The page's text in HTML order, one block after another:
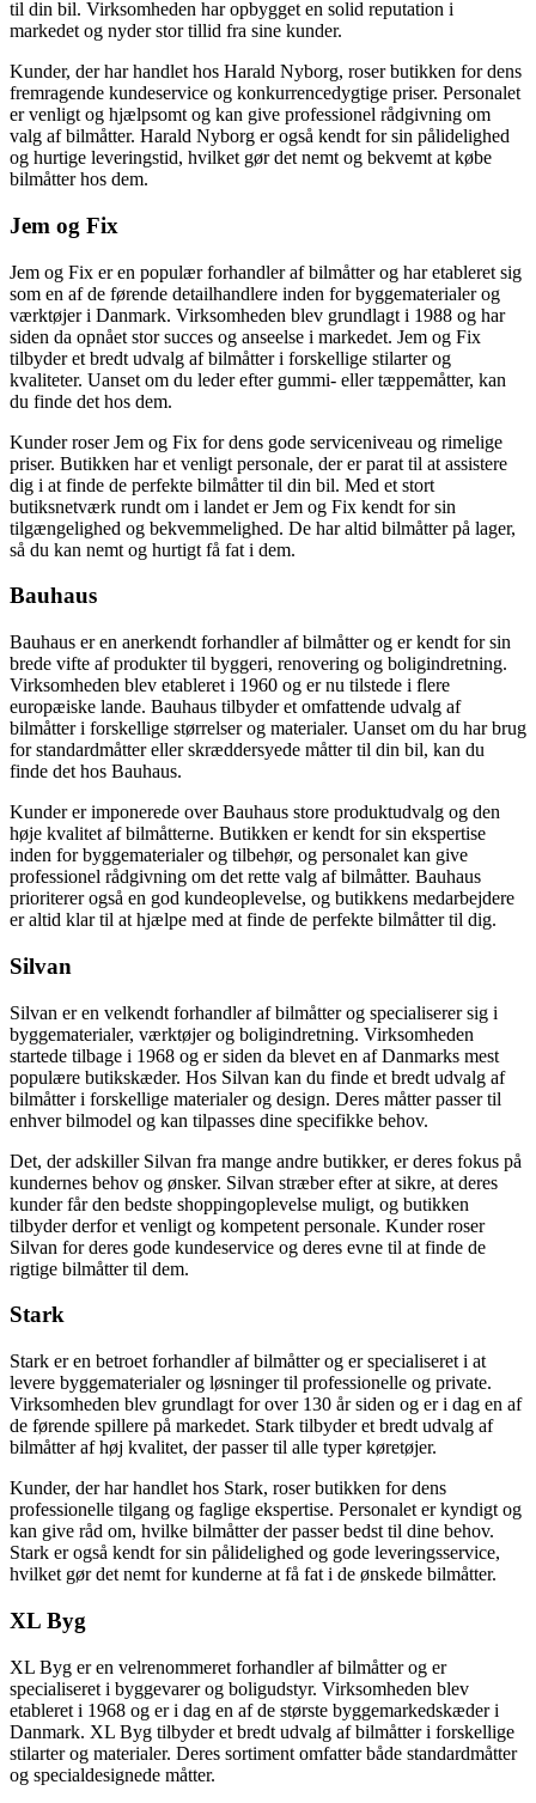
til din bil. Virksomheden har opbygget en solid reputation i
markedet og nyder stor tillid fra sine kunder.
Kunder, der har handlet hos Harald Nyborg, roser butikken for dens
fremragende kundeservice og konkurrencedygtige priser. Personalet
er venligt og hjælpsomt og kan give professionel rådgivning om
valg af bilmåtter. Harald Nyborg er også kendt for sin pålidelighed
og hurtige leveringstid, hvilket gør det nemt og bekvemt at købe
bilmåtter hos dem.
Jem og Fix
Jem og Fix er en populær forhandler af bilmåtter og har etableret sig
som en af de førende detailhandlere inden for byggematerialer og
værktøjer i Danmark. Virksomheden blev grundlagt i 1988 og har
siden da opnået stor succes og anseelse i markedet. Jem og Fix
tilbyder et bredt udvalg af bilmåtter i forskellige stilarter og
kvaliteter. Uanset om du leder efter gummi- eller tæppemåtter, kan
du finde det hos dem.
Kunder roser Jem og Fix for dens gode serviceniveau og rimelige
priser. Butikken har et venligt personale, der er parat til at assistere
dig i at finde de perfekte bilmåtter til din bil. Med et stort
butiksnetværk rundt om i landet er Jem og Fix kendt for sin
tilgængelighed og bekvemmelighed. De har altid bilmåtter på lager,
så du kan nemt og hurtigt få fat i dem.
Bauhaus
Bauhaus er en anerkendt forhandler af bilmåtter og er kendt for sin
brede vifte af produkter til byggeri, renovering og boligindretning.
Virksomheden blev etableret i 1960 og er nu tilstede i flere
europæiske lande. Bauhaus tilbyder et omfattende udvalg af
bilmåtter i forskellige størrelser og materialer. Uanset om du har brug
for standardmåtter eller skræddersyede måtter til din bil, kan du
finde det hos Bauhaus.
Kunder er imponerede over Bauhaus store produktudvalg og den
høje kvalitet af bilmåtterne. Butikken er kendt for sin ekspertise
inden for byggematerialer og tilbehør, og personalet kan give
professionel rådgivning om det rette valg af bilmåtter. Bauhaus
prioriterer også en god kundeoplevelse, og butikkens medarbejdere
er altid klar til at hjælpe med at finde de perfekte bilmåtter til dig.
Silvan
Silvan er en velkendt forhandler af bilmåtter og specialiserer sig i
byggematerialer, værktøjer og boligindretning. Virksomheden
startede tilbage i 1968 og er siden da blevet en af Danmarks mest
populære butikskæder. Hos Silvan kan du finde et bredt udvalg af
bilmåtter i forskellige materialer og design. Deres måtter passer til
enhver bilmodel og kan tilpasses dine specifikke behov.
Det, der adskiller Silvan fra mange andre butikker, er deres fokus på
kundernes behov og ønsker. Silvan stræber efter at sikre, at deres
kunder får den bedste shoppingoplevelse muligt, og butikken
tilbyder derfor et venligt og kompetent personale. Kunder roser
Silvan for deres gode kundeservice og deres evne til at finde de
rigtige bilmåtter til dem.
Stark
Stark er en betroet forhandler af bilmåtter og er specialiseret i at
levere byggematerialer og løsninger til professionelle og private.
Virksomheden blev grundlagt for over 130 år siden og er i dag en af
de førende spillere på markedet. Stark tilbyder et bredt udvalg af
bilmåtter af høj kvalitet, der passer til alle typer køretøjer.
Kunder, der har handlet hos Stark, roser butikken for dens
professionelle tilgang og faglige ekspertise. Personalet er kyndigt og
kan give råd om, hvilke bilmåtter der passer bedst til dine behov.
Stark er også kendt for sin pålidelighed og gode leveringsservice,
hvilket gør det nemt for kunderne at få fat i de ønskede bilmåtter.
XL Byg
XL Byg er en velrenommeret forhandler af bilmåtter og er
specialiseret i byggevarer og boligudstyr. Virksomheden blev
etableret i 1968 og er i dag en af de største byggemarkedskæder i
Danmark. XL Byg tilbyder et bredt udvalg af bilmåtter i forskellige
stilarter og materialer. Deres sortiment omfatter både standardmåtter
og specialdesignede måtter.